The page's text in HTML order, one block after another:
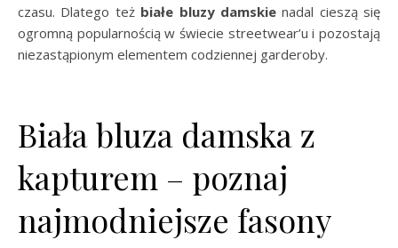
czasu. Dlatego też białe bluzy damskienadal cieszą się
ogromną popularnością w świecie streetwear’u i pozostają
niezastąpionym elementem codziennej garderoby.
Biała bluza damska z
kapturem – poznaj
najmodniejsze fasony